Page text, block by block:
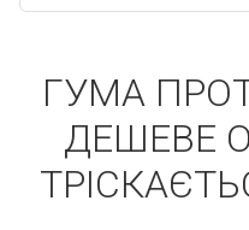
ГУМА
ДЕШЕВЕ